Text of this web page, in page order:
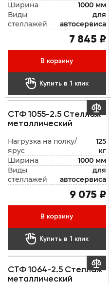
Ширина
1000 мм
Виды
стеллажей
для
автосервиса
7 845 ₽
В корзину
 Купить в 1 клик
СТФ 1055-2.5 Стеллаж
металлический
Нагрузка на полку/
ярус
125
кг
Ширина
1000 мм
Виды
стеллажей
для
автосервиса
9 075 ₽
В корзину
 Купить в 1 клик

СТФ 1064-2.5 Стеллаж
металлический
